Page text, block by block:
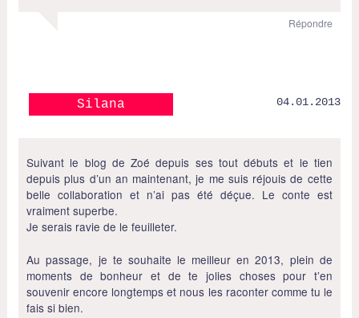
Répondre
Silana 04.01.2013
Suivant le blog de Zoé depuis ses tout débuts et le tien
depuis plus d’un an maintenant, je me suis réjouis de cette
belle collaboration et n’ai pas été déçue. Le conte est
vraiment superbe.
Je serais ravie de le feuilleter.
Au passage, je te souhaite le meilleur en 2013, plein de
moments de bonheur et de te jolies choses pour t’en
souvenir encore longtemps et nous les raconter comme tu le
fais si bien.